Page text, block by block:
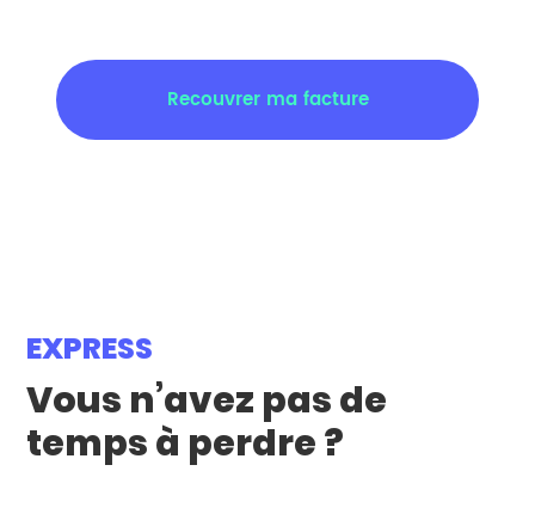
Recouvrer ma facture
EXPRESS
Vous n’avez pas de
temps à perdre ?